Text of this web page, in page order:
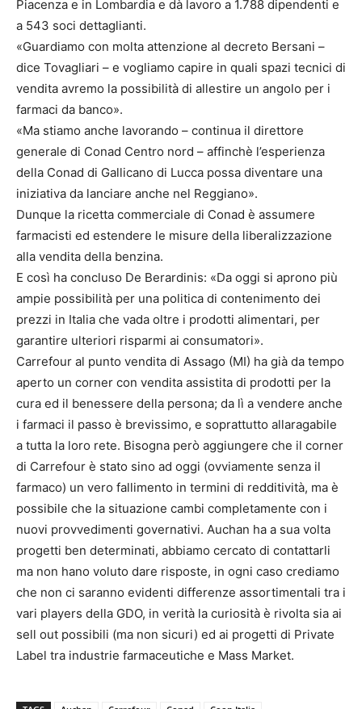
Piacenza e in Lombardia e dà lavoro a 1.788 dipendenti e
a 543 soci dettaglianti.
«Guardiamo con molta attenzione al decreto Bersani –
dice Tovagliari – e vogliamo capire in quali spazi tecnici di
vendita avremo la possibilità di allestire un angolo per i
farmaci da banco».
«Ma stiamo anche lavorando – continua il direttore
generale di Conad Centro nord – affinchè l’esperienza
della Conad di Gallicano di Lucca possa diventare una
iniziativa da lanciare anche nel Reggiano».
Dunque la ricetta commerciale di Conad è assumere
farmacisti ed estendere le misure della liberalizzazione
alla vendita della benzina.
E così ha concluso De Berardinis: «Da oggi si aprono più
ampie possibilità per una politica di contenimento dei
prezzi in Italia che vada oltre i prodotti alimentari, per
garantire ulteriori risparmi ai consumatori».
Carrefour al punto vendita di Assago (MI) ha già da tempo
aperto un corner con vendita assistita di prodotti per la
cura ed il benessere della persona; da lì a vendere anche
i farmaci il passo è brevissimo, e soprattutto allaragabile
a tutta la loro rete. Bisogna però aggiungere che il corner
di Carrefour è stato sino ad oggi (ovviamente senza il
farmaco) un vero fallimento in termini di redditività, ma è
possibile che la situazione cambi completamente con i
nuovi provvedimenti governativi. Auchan ha a sua volta
progetti ben determinati, abbiamo cercato di contattarli
ma non hano voluto dare risposte, in ogni caso crediamo
che non ci saranno evidenti differenze assortimentali tra i
vari players della GDO, in verità la curiosità è rivolta sia ai
sell out possibili (ma non sicuri) ed ai progetti di Private
Label tra industrie farmaceutiche e Mass Market.